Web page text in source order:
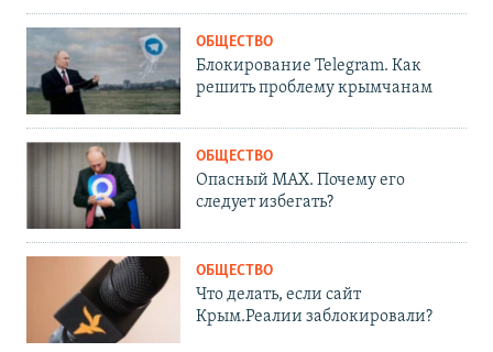
ОБЩЕСТВО
Блокирование Telegram. Как
решить проблему крымчанам
ОБЩЕСТВО
Опасный MAX. Почему его
следует избегать?
ОБЩЕСТВО
Что делать, если сайт
Крым.Реалии заблокировали?